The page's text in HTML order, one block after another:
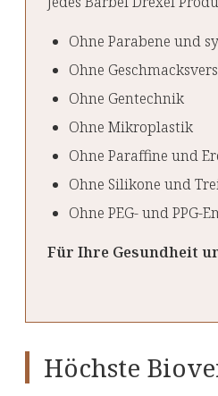
Ohne Parabene und
Ohne
Ohne Gentechnik
Ohne Mikroplastik
Ohne Paraffine und
Ohne Silikone und
Ohne PEG- und PPG-
Für Ihre Gesundheit
Höchste